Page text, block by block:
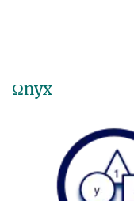
Ωnyx